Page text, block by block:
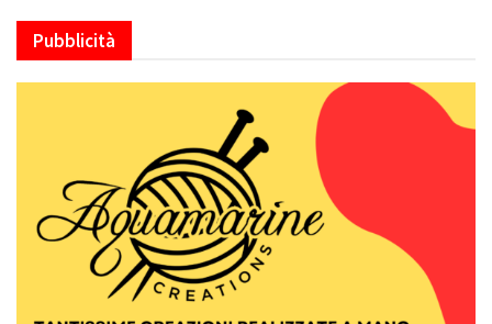
Pubblicità